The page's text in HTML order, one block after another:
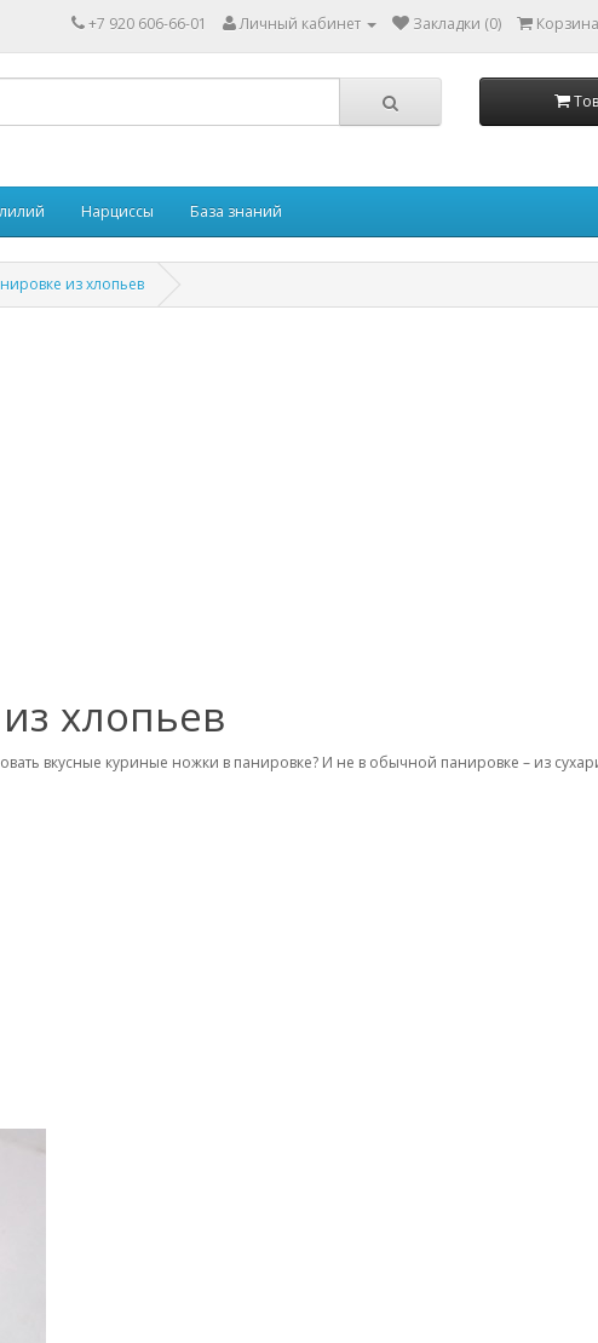
+7 920 606-66-01 Личный кабинет Закладки (0) Корзина
Нарциссы База знаний
из хлопьев
хлопьев
вкусные куриные ножки в панировке? И не в обычной панировке – из